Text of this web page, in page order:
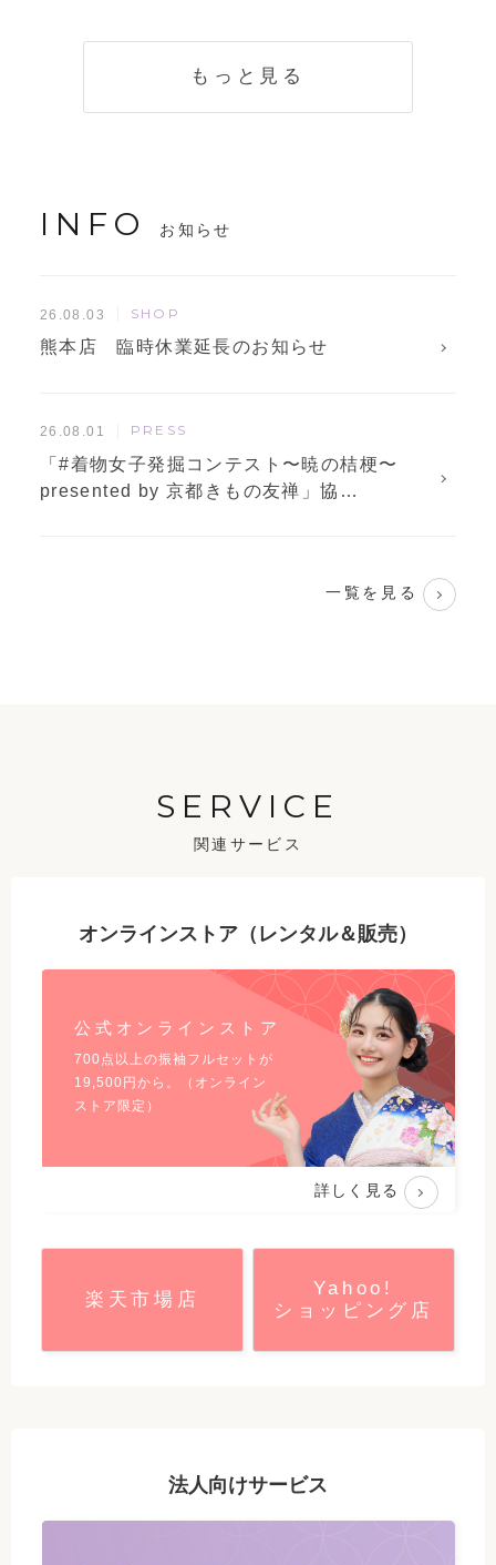
もっと見る
INFO お知らせ
26.08.03 SHOP
熊本店 臨時休業延長のお知らせ
26.08.01 PRESS
「#着物女子発掘コンテスト〜暁の桔梗〜
presented by 京都きもの友禅」協…
一覧を見る
SERVICE
関連サービス
オンラインストア（レンタル＆販売）
公式オンラインストア
700点以上の振袖フルセットが
19,500 円から。（オンライン
ストア限定）
詳しく見る
楽天市場店
Yahoo!
ショッピング店
法人向けサービス